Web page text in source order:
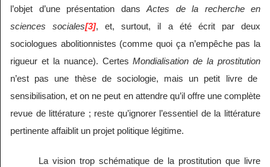
l’objet d’une présentation dans Actes de la recherche en
sciences sociales[3], et, surtout, il a été écrit par deux
sociologues abolitionnistes (comme quoi ça n’empêche pas la
rigueur et la nuance). CertesMondialisation de la prostitution
n’est pas une thèse de sociologie, mais un petit livre de
sensibilisation, et on ne peut en attendre qu’il offre une complète
revue de littérature ; reste qu’ignorer l’essentiel de la littérature
pertinente affaiblit un projet politique légitime.
La vision trop schématique de la prostitution que livre